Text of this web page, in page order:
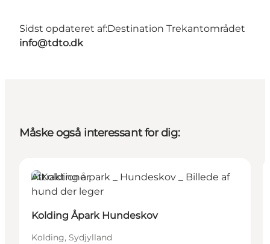
Sidst opdateret af:Destination Trekantområdet
info@tdto.dk
Måske også interessant for dig:
Attraktioner
Kolding Åpark Hundeskov
Kolding, Sydjylland